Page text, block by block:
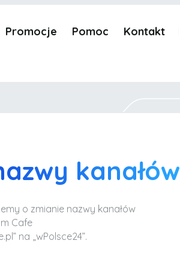
Promocje Pomoc Kontakt
kanałów
o zmianie nazwy kanałów
Cafe
na „wPolsce24”.